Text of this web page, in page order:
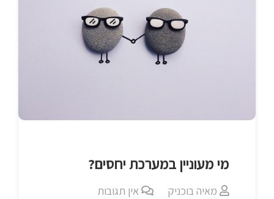
מי מעוניין במערכת יחסים?
מאיה בוכניק אין תגובות